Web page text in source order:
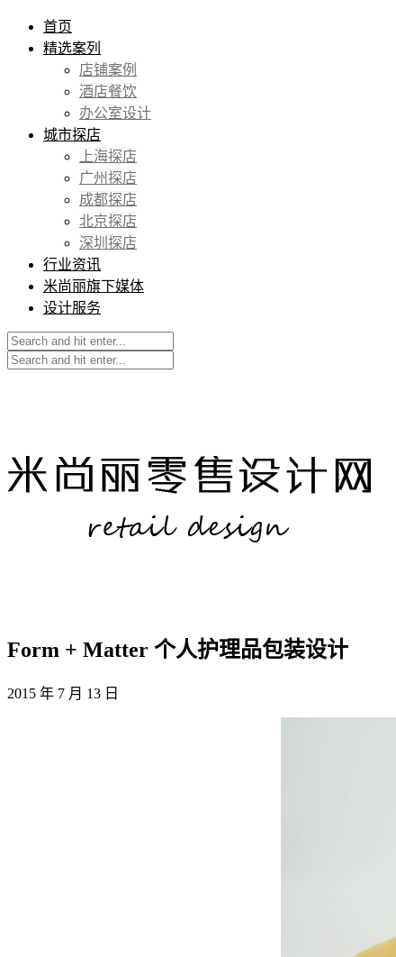
首页
精选案列
店铺案例
酒店餐饮
办公室设计
城市探店
上海探店
广州探店
成都探店
北京探店
深圳探店
行业资讯
米尚丽旗下媒体
设计服务
Form + Matter 个人护理品包装设计
2015 年 7 月 13 日